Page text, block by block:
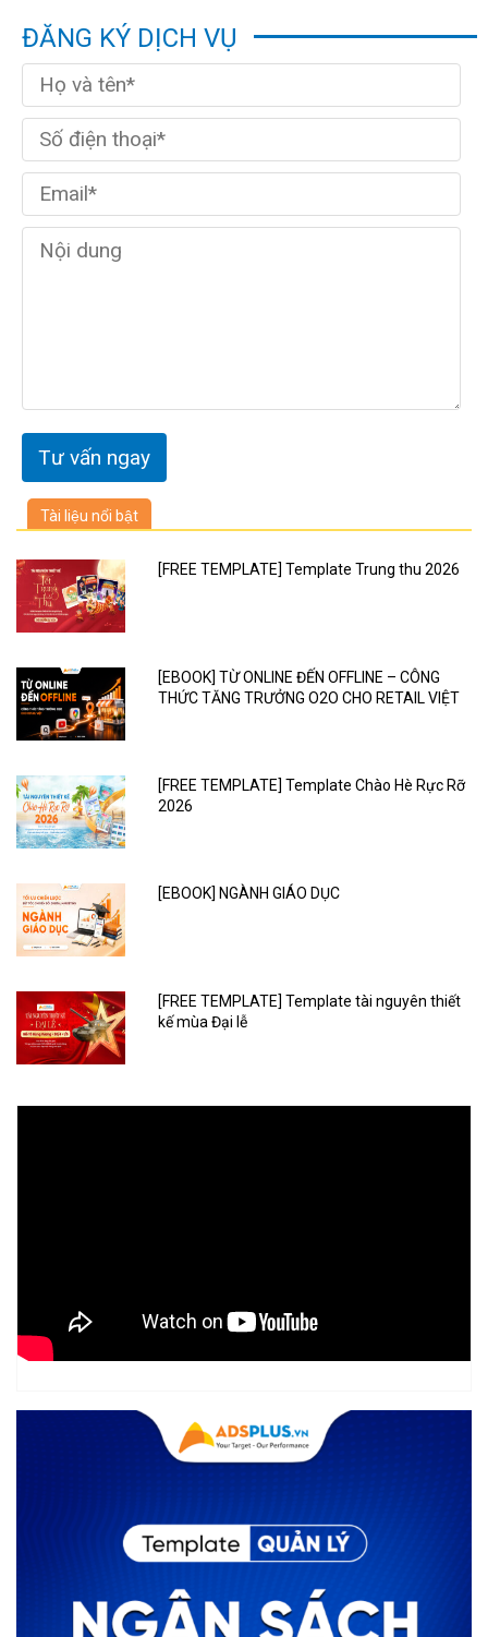
ĐĂNG KÝ DỊCH VỤ
Tài liệu nổi bật
[FREE TEMPLATE] Template Trung thu 2026
[EBOOK] TỪ ONLINE ĐẾN OFFLINE – CÔNG
THỨC TĂNG TRƯỞNG O2O CHO RETAIL VIỆT
[FREE TEMPLATE] Template Chào Hè Rực Rỡ
2026
[EBOOK] NGÀNH GIÁO DỤC
[FREE TEMPLATE] Template tài nguyên thiết
kế mùa Đại lễ